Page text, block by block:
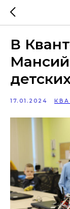
В
17.01.2024